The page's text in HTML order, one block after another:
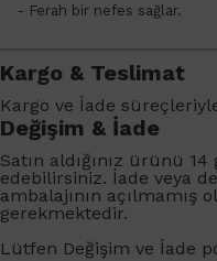
- Ferah bir nefes sağlar.
Kargo & Teslimat
Kargo ve İade
Değişim & İade
Satın aldığınız ürünü
edebilirsiniz. İade veya
ambalajının açılmamış
gerekmektedir.
Lütfen Değişim ve İade